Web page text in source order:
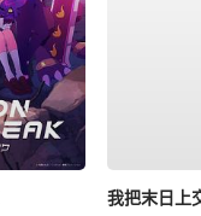
我把末日上